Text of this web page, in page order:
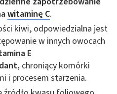
witaminę C.
kiwi, odpowiedzialna jest
w innych owocach
E
, chroniący komórki
i procesem starzenia.